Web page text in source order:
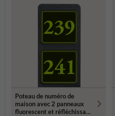
Poteau de numéro de
maison avec 2 panneaux
fluorescent et réfléchissant